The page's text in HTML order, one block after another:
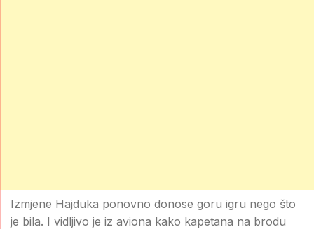
Izmjene Hajduka ponovno donose goru igru nego što
je bila. I vidljivo je iz aviona kako kapetana na brodu